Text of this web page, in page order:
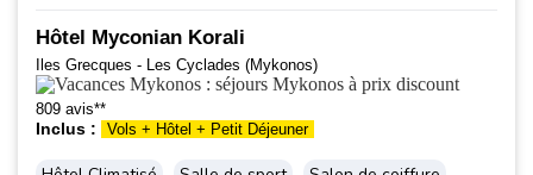
Hôtel Myconian Korali
Iles Grecques - Les Cyclades (Mykonos)
809 avis**
Inclus : Vols + Hôtel + Petit Déjeuner